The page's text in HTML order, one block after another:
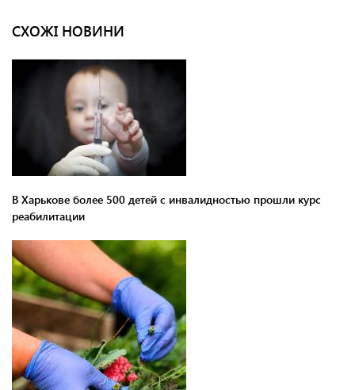
СХОЖІ НОВИНИ
В Харькове более 500 детей с инвалидностью прошли курс
реабилитации